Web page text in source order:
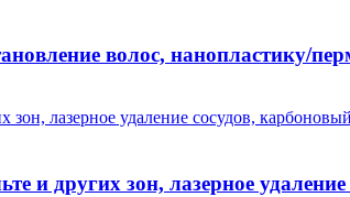
волос, нанопластику/
и других зон, лазерное